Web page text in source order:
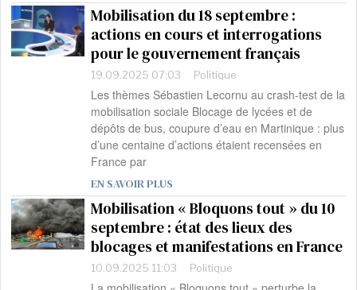
Mobilisation du 18 septembre :
actions en cours et interrogations
pour le gouvernement français
19.09.2025 07:03 Politique
Les thèmes Sébastien Lecornu au crash-test de la
mobilisation sociale Blocage de lycées et de
dépôts de bus, coupure d’eau en Martinique : plus
d’une centaine d’actions étaient recensées en
France par
EN SAVOIR PLUS
Mobilisation « Bloquons tout » du 10
septembre : état des lieux des
blocages et manifestations en France
10.09.2025 11:03 Politique